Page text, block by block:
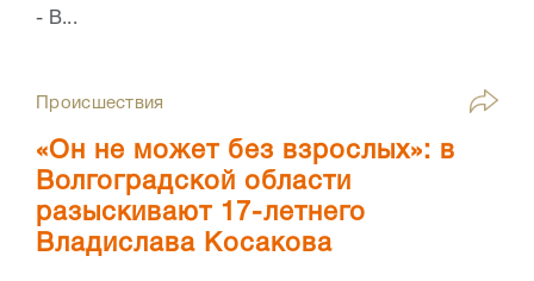
- В...
Происшествия
«Он не может без взрослых»: в
Волгоградской области
разыскивают 17-летнего
Владислава Косакова